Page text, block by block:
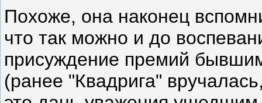
Похоже, она наконец
что так можно и до
присуждение премий
(ранее "Квадрига"